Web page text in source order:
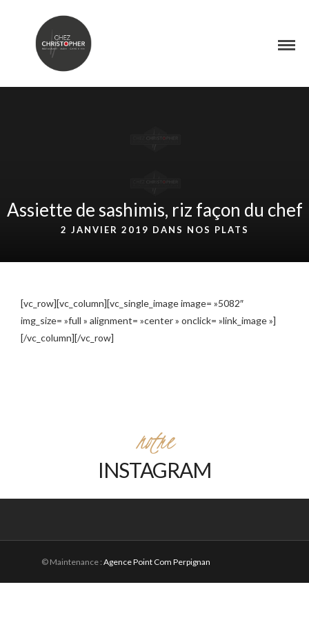
Assiette de sashimis, riz façon du chef
2 JANVIER 2019 DANS NOS PLATS
[vc_row][vc_column][vc_single_image image= »5082″
img_size= »full » alignment= »center » onclick= »link_image »]
[/vc_column][/vc_row]
notre
INSTAGRAM
© Maintenance : Agence Point Com Perpignan